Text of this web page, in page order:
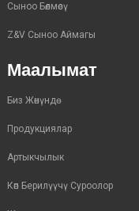
Сыноо Бөлмөсү
Z&V Сыноо Аймагы
Маалымат
Биз Жөнүндө
Продукциялар
Артыкчылык
Көп Берилүүчү Суроолор